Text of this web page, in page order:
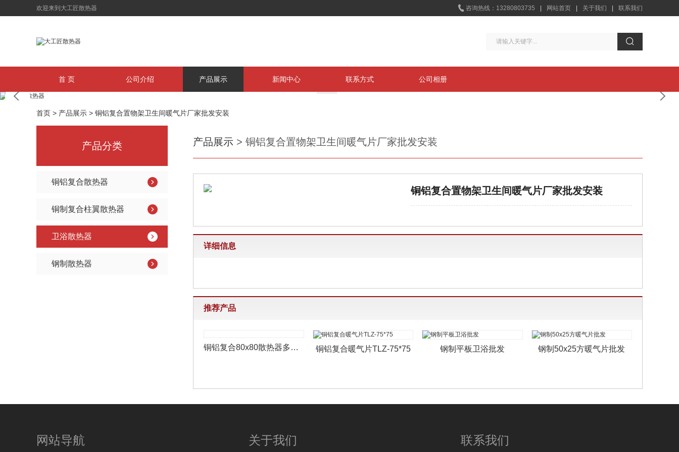
欢迎来到大工匠散热器  咨询热线：13280803735 网站首页 关于我们 联系我们

首 页 公司介绍 产品展示 新闻中心 联系方式 公司相册
首页 > 产品展示 > 铜铝复合置物架卫生间暖气片厂家批发安装
产品分类
铜铝复合散热器
铜制复合柱翼散热器
卫浴散热器
钢制散热器
产品展示 > 铜铝复合置物架卫生间暖气片厂家批发安装
铜铝复合置物架卫生间暖气片厂家批发安装
详细信息
推荐产品
铜铝复合80x80散热器多少钱 铜铝复合暖气片TLZ-75*75 钢制平板卫浴批发 钢制50x25方暖气片批发
网站导航 关于我们 联系我们